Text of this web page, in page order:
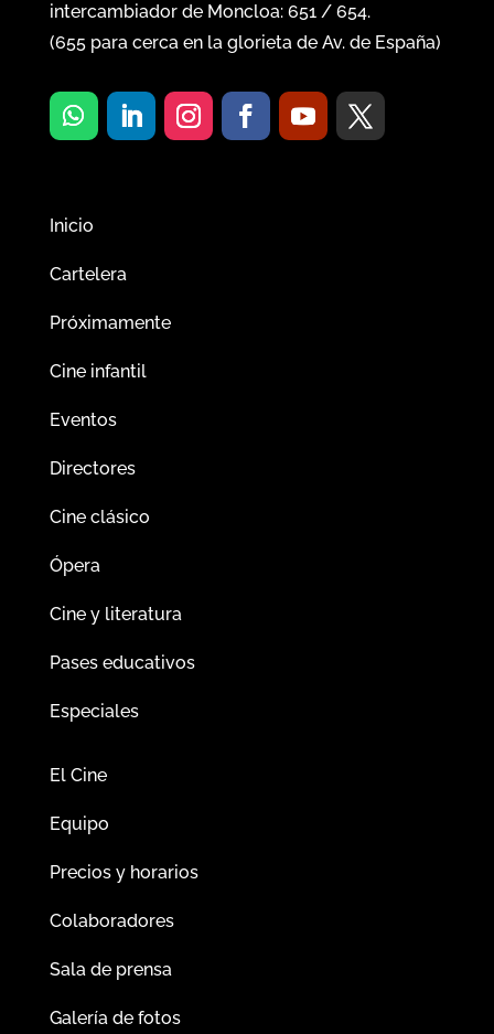
intercambiador de Moncloa: 651/ 654.
(655para cerca en la glorieta de Av. de España)
Inicio
Cartelera
Próximamente
Cine infantil
Eventos
Directores
Cine clásico
Ópera
Cine y literatura
Pases educativos
Especiales
El Cine
Equipo
Precios y horarios
Colaboradores
Sala de prensa
Galería de fotos